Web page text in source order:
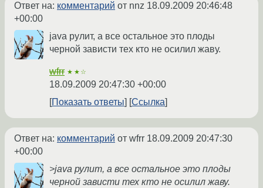
Ответ на: комментарий от nnz 18.09.2009 20:46:48
+00:00
java рулит, а все остальное это плоды
черной зависти тех кто не осилил жаву.
wfrr ★★☆
18.09.2009 20:47:30 +00:00
Показать ответы
Ссылка
Ответ на: комментарий от wfrr 18.09.2009 20:47:30
+00:00
>java рулит, а все остальное это плоды
черной зависти тех кто не осилил жаву.